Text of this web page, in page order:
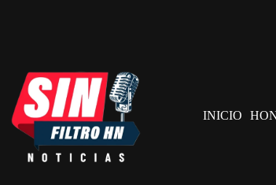
INICIO